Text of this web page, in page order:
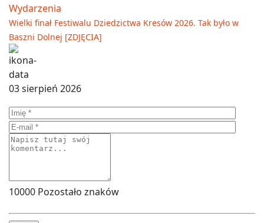
Wydarzenia
Wielki finał Festiwalu Dziedzictwa Kresów 2026. Tak było w
Baszni Dolnej [ZDJĘCIA]
03 sierpień 2026
10000 Pozostało znaków